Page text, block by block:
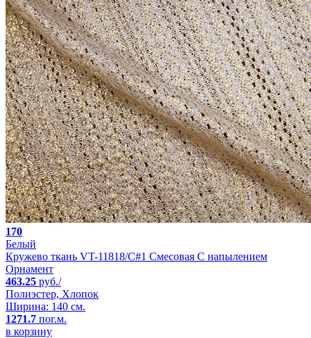
170
Белый
Кружево ткань VT-11818/C#1 Смесовая С напылением
Орнамент
463.25 руб./
Полиэстер, Хлопок
Ширина: 140 см.
1271.7 пог.м.
в корзину